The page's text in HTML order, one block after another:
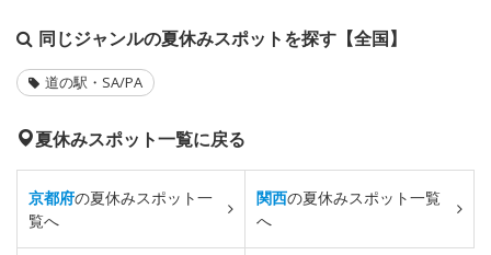
同じジャンルの夏休みスポットを探す【全国】
道の駅・SA/PA
夏休みスポット一覧に戻る
京都府の夏休みスポット一
覧へ
関西の夏休みスポット一覧
へ